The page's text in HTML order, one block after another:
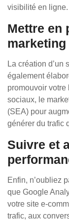
visibilité en ligne.
Mettre en
marketing
La création d’un
également
promouvoir
sociaux, le
(SEA) pour
générer du trafic
Suivre et
Enfin, n’oubliez
que Google
votre site e-
trafic, aux